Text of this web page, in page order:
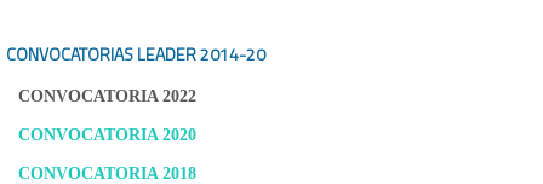
CONVOCATORIAS LEADER2014-20
CONVOCATORIA 2022
CONVOCATORIA 2020
CONVOCATORIA 2018